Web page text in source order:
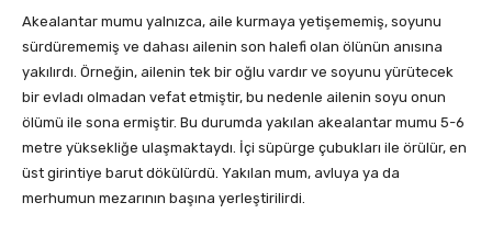
Akealantar mumu yalnızca, aile kurmaya yetişememiş, soyunu
sürdürememiş ve dahası ailenin son halefi olan ölünün anısına
yakılırdı. Örneğin, ailenin tek bir oğlu vardır ve soyunu yürütecek
bir evladı olmadan vefat etmiştir, bu nedenle ailenin soyu onun
ölümü ile sona ermiştir. Bu durumda yakılan akealantar mumu 5-6
metre yüksekliğe ulaşmaktaydı. İçi süpürge çubukları ile örülür, en
üst girintiye barut dökülürdü. Yakılan mum, avluya ya da
merhumun mezarının başına yerleştirilirdi.